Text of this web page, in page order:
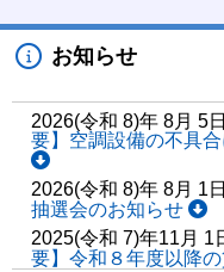
お知らせ
2026(令和 8)年 8月 5
要】空調設備の不具
2026(令和 8)年 8月 1
抽選会のお知らせ
2025(令和 7)年11月 1
要】令和８年度以降